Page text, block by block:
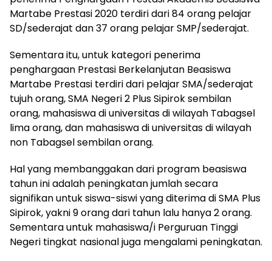
Martabe Prestasi 2020 terdiri dari 84 orang pelajar
SD/sederajat dan 37 orang pelajar SMP/sederajat.
Sementara itu, untuk kategori penerima
penghargaan Prestasi Berkelanjutan Beasiswa
Martabe Prestasi terdiri dari pelajar SMA/sederajat
tujuh orang, SMA Negeri 2 Plus Sipirok sembilan
orang, mahasiswa di universitas di wilayah Tabagsel
lima orang, dan mahasiswa di universitas di wilayah
non Tabagsel sembilan orang.
Hal yang membanggakan dari program beasiswa
tahun ini adalah peningkatan jumlah secara
signifikan untuk siswa-siswi yang diterima di SMA Plus
Sipirok, yakni 9 orang dari tahun lalu hanya 2 orang.
Sementara untuk mahasiswa/i Perguruan Tinggi
Negeri tingkat nasional juga mengalami peningkatan.